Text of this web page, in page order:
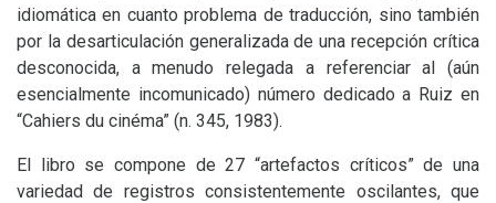
idiomática en cuanto problema de traducción, sino también
por la desarticulación generalizada de una recepción crítica
desconocida, a menudo relegada a referenciar al (aún
esencialmente incomunicado) número dedicado a Ruiz en
“Cahiers du cinéma” (n. 345, 1983).
El libro se compone de 27 “artefactos críticos” de una
variedad de registros consistentemente oscilantes, que